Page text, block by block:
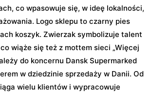
co wpasowuje się, w ideę lokalności,
Logo sklepu to czarny pies
koszyk. Zwierzak symbolizuje talent
wiąże się też z mottem sieci „Więcej
do koncernu Dansk Supermarked
w dziedzinie sprzedaży w Danii. Od
wielu klientów i wypracowuje